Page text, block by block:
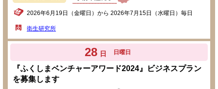
2026年6月19日（金曜日）から 2026年7月15日（水曜日）毎日
衛生研究所
28 日 日曜日
『ふくしまベンチャーアワード2024』ビジネスプラン
を募集します